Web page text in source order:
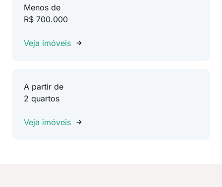
Menos de
R$ 700.000
Veja imóveis
A partir de
2 quartos
Veja imóveis